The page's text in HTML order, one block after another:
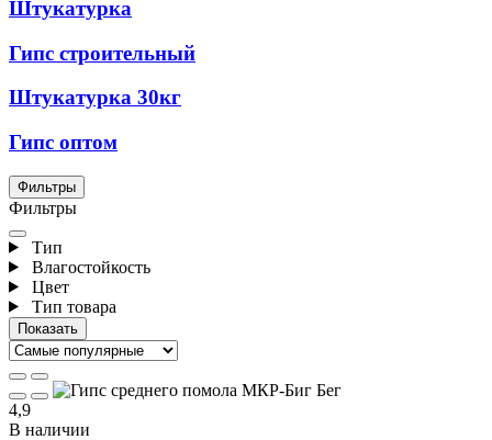
Штукатурка
Гипс строительный
Штукатурка 30кг
Гипс оптом
Фильтры
Фильтры
Тип
Влагостойкость
Цвет
Тип товара
4,9
В наличии